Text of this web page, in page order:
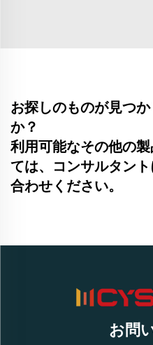
お探しのものが見つ
か？
利用可能なその他の
ては、コンサルタン
合わせください。
お問